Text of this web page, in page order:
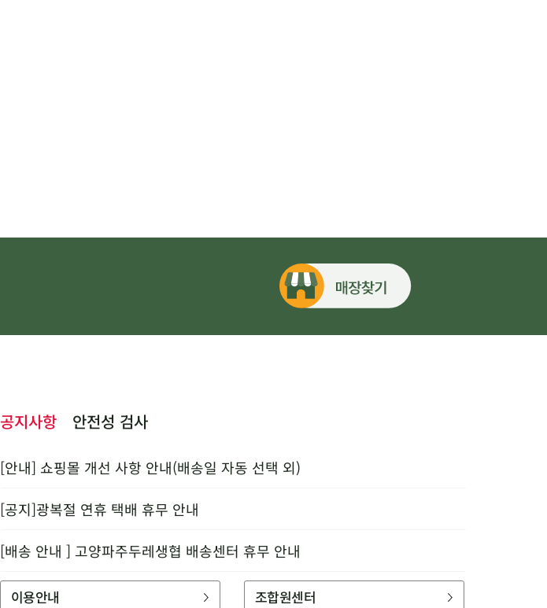
공지사항 안전성 검사
[안내] 쇼핑몰 개선 사항 안내(배송일 자동 선택 외)
[공지]광복절 연휴 택배 휴무 안내
[배송 안내 ] 고양파주두레생협 배송센터 휴무 안내
이용안내 조합원센터